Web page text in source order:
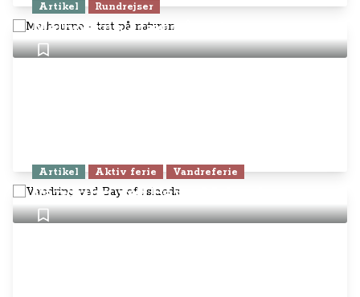
Artikel Rundrejser
Melbourne - tæt på naturen
Artikel Aktiv ferie Vandreferie
Vandring ved Bay of Islands